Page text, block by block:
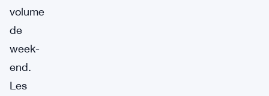
volume
de
week-
end.
Les